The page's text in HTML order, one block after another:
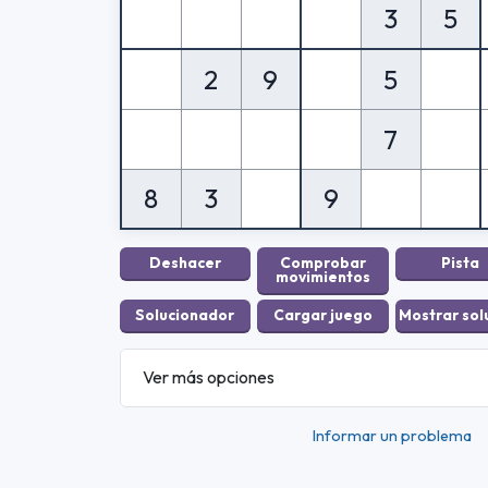
3
5
2
9
5
7
8
3 9
Ver más opciones
Informar un problema